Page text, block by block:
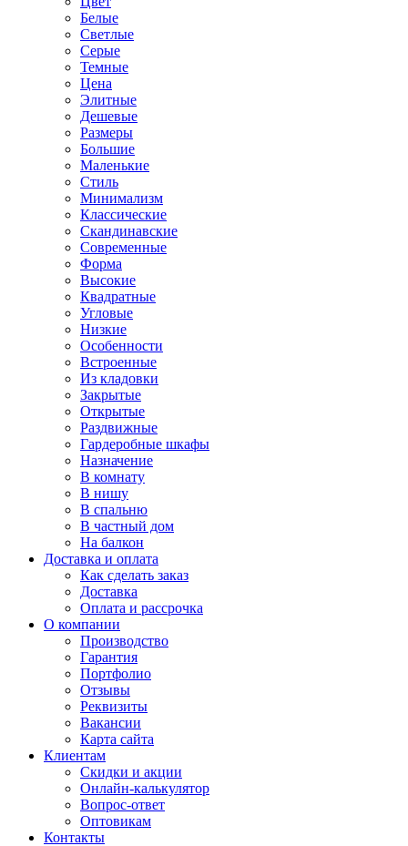
Белые
Светлые
Серые
Темные
Цена
Элитные
Дешевые
Размеры
Большие
Маленькие
Стиль
Минимализм
Классические
Скандинавские
Современные
Форма
Высокие
Квадратные
Угловые
Низкие
Особенности
Встроенные
Из кладовки
Закрытые
Открытые
Раздвижные
Гардеробные шкафы
Назначение
В комнату
В нишу
В спальню
В частный дом
На балкон
Доставка и оплата
Как сделать заказ
Доставка
Оплата и рассрочка
О компании
Производство
Гарантия
Портфолио
Отзывы
Реквизиты
Вакансии
Карта сайта
Клиентам
Скидки и акции
Онлайн-калькулятор
Вопрос-ответ
Оптовикам
Контакты